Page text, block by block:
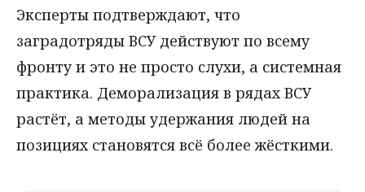
Эксперты подтверждают, что
заградотряды ВСУ действуют по всему
фронту и это не просто слухи, а системная
практика. Деморализация в рядах ВСУ
растёт, а методы удержания людей на
позициях становятся всё более жёсткими.